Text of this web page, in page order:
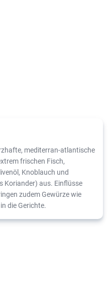
mediterran-atlantische
frischen Fisch,
Knoblauch und
Koriander) aus. Einflüsse
zudem Gewürze wie
die Gerichte.